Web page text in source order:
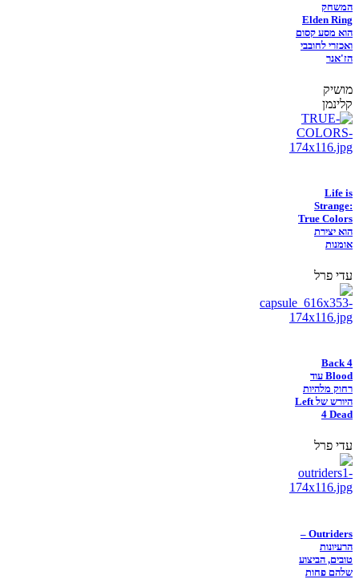
המשחק
Elden Ring
הוא מסע קסום
ואכזרי לחובבי
הז'אנר
מושיק
קלינמן
Life is
Strange:
True Colors
הוא יצירת
אומנות
עדי פרל
Back 4
Blood עוד
רחוק מלהיות
היורש של Left
4 Dead
עדי פרל
Outriders –
הרעיונות
טובים, הביצוע
שלהם פחות